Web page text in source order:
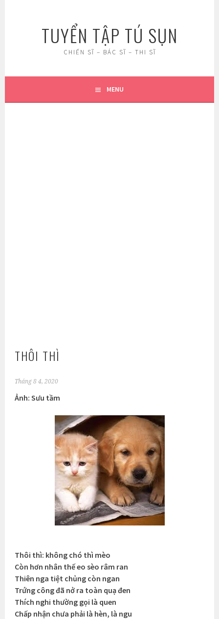
TUYỂN TẬP TÚ SỤN
CHIẾN SĨ – BÁC SĨ – THI SĨ
MENU
THÔI THÌ
Tháng 8 4, 2020
Ảnh: Sưu tầm
Thôi thì: không chó thì mèo
Còn hơn nhân thế eo sèo râm ran
Thiên nga tiệt chủng còn ngan
Trứng công đã nở ra toàn quạ đen
Thích nghi thường gọi là quen
Chấp nhận chưa phải là hèn, là ngu